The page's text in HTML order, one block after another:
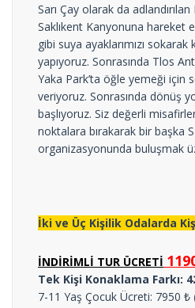
Sarı Çay olarak da
Saklıkent Kanyonuna hareket
gibi suya ayaklarımızı
yapıyoruz. Sonrasında Tlos
Yaka Park’ta öğle yemeği için
veriyoruz. Sonrasında dönüş
başlıyoruz. Siz değerli
noktalara bırakarak bir başka
organizasyonunda buluşmak
İki ve Üç Kişilik Odalarda
İNDİRİMLİ TUR ÜCRETİ
Tek Kişi Konaklama Farkı:
7-11 Yaş Çocuk Ücreti: 7950 ₺